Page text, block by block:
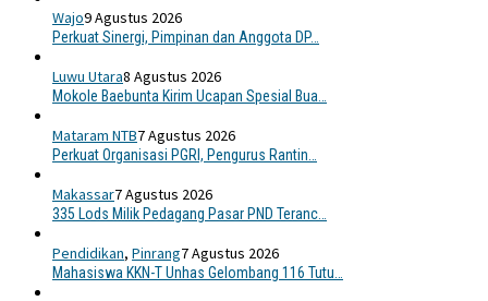
Wajo9 Agustus 2026
Perkuat Sinergi, Pimpinan dan Anggota DP…
Luwu Utara8 Agustus 2026
Mokole Baebunta Kirim Ucapan Spesial Bua…
Mataram NTB7 Agustus 2026
Perkuat Organisasi PGRI, Pengurus Rantin…
Makassar7 Agustus 2026
335 Lods Milik Pedagang Pasar PND Teranc…
Pendidikan, Pinrang7 Agustus 2026
Mahasiswa KKN-T Unhas Gelombang 116 Tutu…